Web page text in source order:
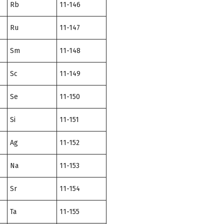
Rb 11-146
Ru 11-147
Sm 11-148
Sc 11-149
Se 11-150
Si 11-151
Ag 11-152
Na 11-153
Sr 11-154
Ta 11-155